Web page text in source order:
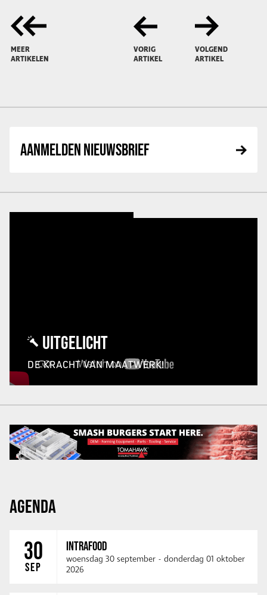
MEER
ARTIKELEN
VORIG
ARTIKEL
VOLGEND
ARTIKEL
AANMELDEN NIEUWSBRIEF
UITGELICHT
DE KRACHT VAN MAATWERK!
AGENDA
30
SEP
INTRAFOOD
woensdag 30 september - donderdag 01 oktober
2026